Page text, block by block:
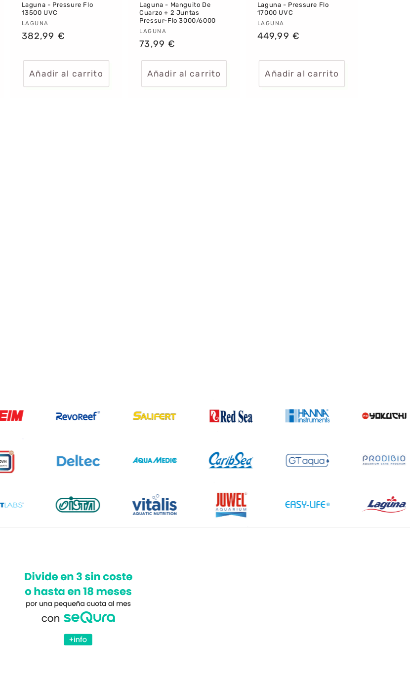
Laguna - Pressure Flo
13500 UVC
Proveedor:
LAGUNA
Precio
382,99 €
Añadir al carrito
Laguna - Manguito De
Cuarzo + 2 Juntas
Pressur-Flo 3000/6000
Proveedor:
LAGUNA
Precio
73,99 €
Añadir al carrito
Laguna - Pressure Flo
17000 UVC
Proveedor:
LAGUNA
Precio
449,99 €
Añadir al carrito